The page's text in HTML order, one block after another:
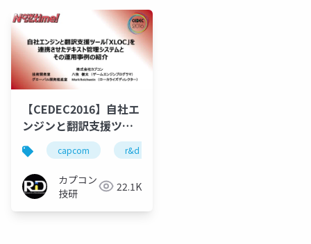
【CEDEC2016】自社エ
ンジンと翻訳支援ツー
ル「XLOC」を連携させ
たテキスト管理システ
ムとその運用事例の紹
介
capcom r&d
カプコン
技研
22.1K